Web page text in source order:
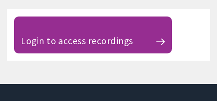
Login to access recordings